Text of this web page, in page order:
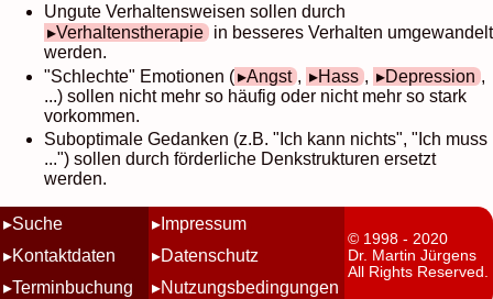
Ungute Verhaltensweisen sollen durch
Verhaltenstherapie in besseres Verhalten umgewandelt
werden.
"Schlechte" Emotionen (
Angst , Hass , Depression ,
...) sollen nicht mehr so häufig oder nicht mehr so stark
vorkommen.
Suboptimale Gedanken (z.B. "Ich kann nichts", "Ich muss
...") sollen durch förderliche Denkstrukturen ersetzt
werden.
Suche
Kontaktdaten
Terminbuchung
Impressum
Datenschutz
Nutzungsbedingungen
© 1998 - 2020
Dr. Martin Jürgens
All Rights Reserved.